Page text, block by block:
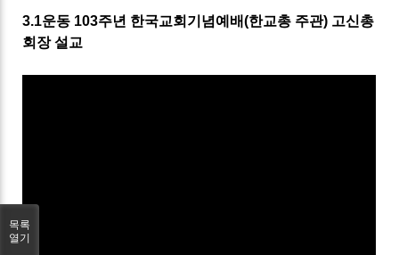
3.1운동 103주년 한국교회기념예배(한교총 주관) 고신총
회장 설교
목록
열기
Sketchbook5, 스케치북5